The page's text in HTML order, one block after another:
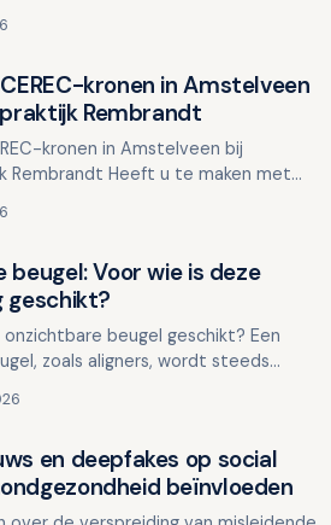
kronen in Amstelveen
Rembrandt
kronen in Amstelveen bij
Rembrandt Heeft u te maken met
beugel: Voor wie is deze
geschikt?
beugel geschikt? Een
zoals aligners, wordt steeds
en deepfakes op social
beïnvloeden